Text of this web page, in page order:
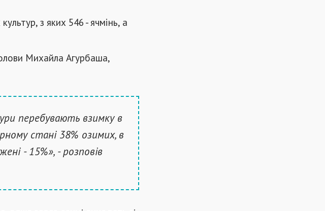
з яких 546 - ячмінь, а
Михайла Агурбаша,
перебувають взимку в
стані 38% озимих, в
- 15%», - розповів